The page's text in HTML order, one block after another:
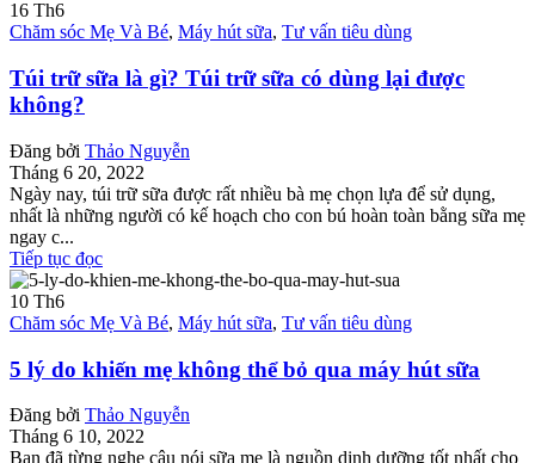
16 Th6
Chăm sóc Mẹ Và Bé, Máy hút sữa, Tư vấn tiêu dùng
Túi trữ sữa là gì? Túi trữ sữa có dùng lại được
không?
Đăng bởi Thảo Nguyễn
Tháng 6 20, 2022
Ngày nay, túi trữ sữa được rất nhiều bà mẹ chọn lựa để sử dụng,
nhất là những người có kế hoạch cho con bú hoàn toàn bằng sữa mẹ
ngay c...
Tiếp tục đọc
10 Th6
Chăm sóc Mẹ Và Bé, Máy hút sữa, Tư vấn tiêu dùng
5 lý do khiến mẹ không thể bỏ qua máy hút sữa
Đăng bởi Thảo Nguyễn
Tháng 6 10, 2022
Bạn đã từng nghe câu nói sữa mẹ là nguồn dinh dưỡng tốt nhất cho